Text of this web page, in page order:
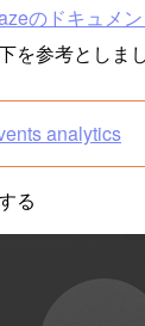
のドキュメン
を参考としまし
analytics
る